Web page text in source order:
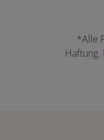
*Alle
Haftung.